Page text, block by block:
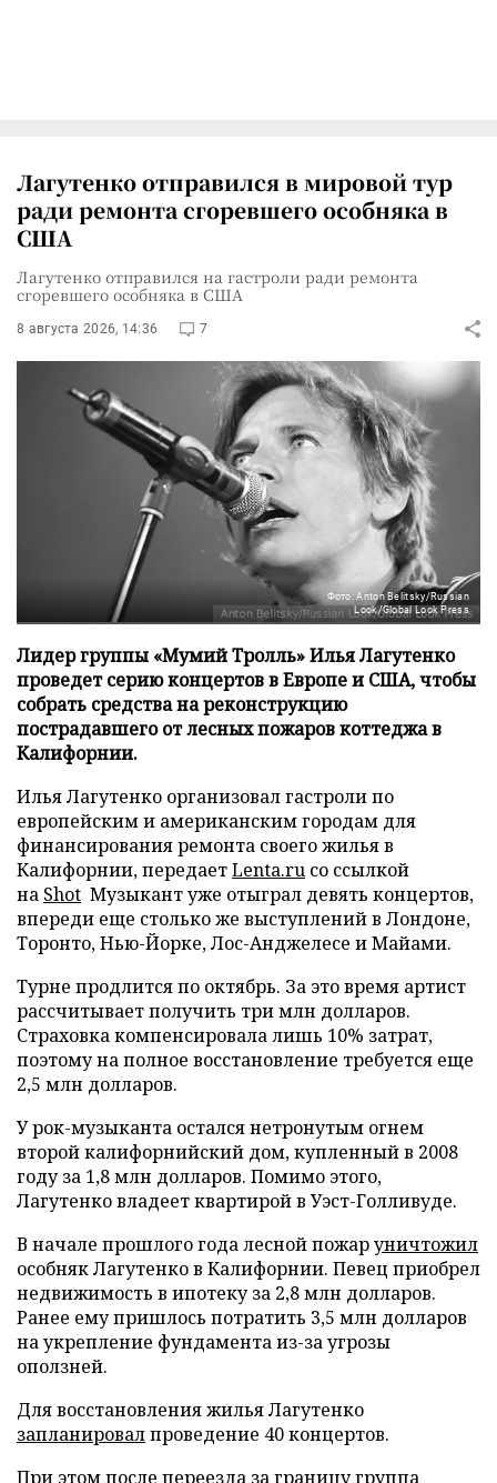
Лагутенко отправился в мировой тур
ради ремонта сгоревшего особняка в
США
Лагутенко отправился на гастроли ради ремонта
сгоревшего особняка в США
8 августа 2026, 14:36 7
Фото: Anton Belitsky/Russian
Look/Global Look Press
Лидер группы «Мумий Тролль» Илья Лагутенко
проведет серию концертов в Европе и США, чтобы
собрать средства на реконструкцию
пострадавшего от лесных пожаров коттеджа в
Калифорнии.
Илья Лагутенко организовал гастроли по
европейским и американским городам для
финансирования ремонта своего жилья в
Калифорнии, передаетLenta.ru со ссылкой
на Shot Музыкант уже отыграл девять концертов,
впереди еще столько же выступлений в Лондоне,
Торонто, Нью-Йорке, Лос-Анджелесе и Майами.
Турне продлится по октябрь. За это время артист
рассчитывает получить три млн долларов.
Страховка компенсировала лишь 10% затрат,
поэтому на полное восстановление требуется еще
2,5 млн долларов.
У рок-музыканта остался нетронутым огнем
второй калифорнийский дом, купленный в 2008
году за 1,8 млн долларов. Помимо этого,
Лагутенко владеет квартирой в Уэст-Голливуде.
В начале прошлого года лесной пожаруничтожил
особняк Лагутенко в Калифорнии. Певец приобрел
недвижимость в ипотеку за 2,8 млн долларов.
Ранее ему пришлось потратить 3,5 млн долларов
на укрепление фундамента из-за угрозы
оползней.
Для восстановления жилья Лагутенко
запланировалпроведение 40 концертов.
При этом после переезда за границу группа